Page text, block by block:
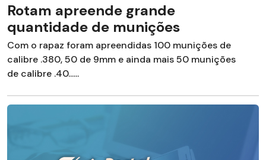
Rotam apreende grande
quantidade de munições
Com o rapaz foram apreendidas 100 munições de
calibre .380, 50 de 9mm e ainda mais 50 munições
de calibre .40......